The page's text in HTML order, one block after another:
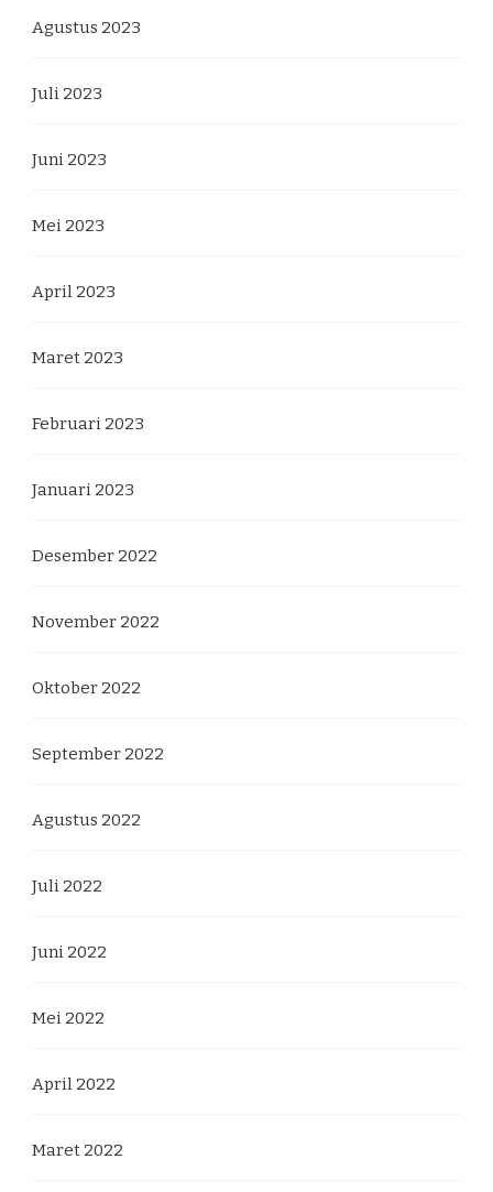
Agustus 2023
Juli 2023
Juni 2023
Mei 2023
April 2023
Maret 2023
Februari 2023
Januari 2023
Desember 2022
November 2022
Oktober 2022
September 2022
Agustus 2022
Juli 2022
Juni 2022
Mei 2022
April 2022
Maret 2022